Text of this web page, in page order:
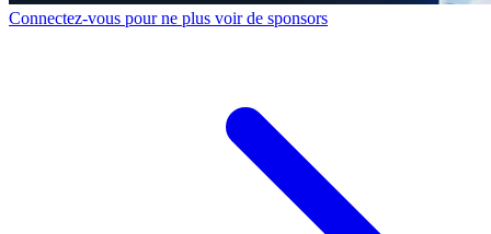
Connectez-vous pour ne plus voir de sponsors